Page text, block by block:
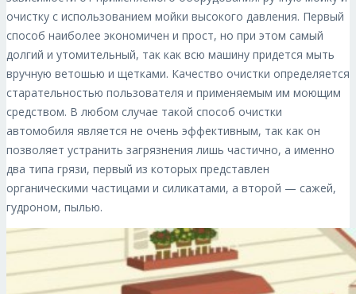
очистку с использованием мойки высокого давления. Первый
способ наиболее экономичен и прост, но при этом самый
долгий и утомительный, так как всю машину придется мыть
вручную ветошью и щетками. Качество очистки определяется
старательностью пользователя и применяемым им моющим
средством. В любом случае такой способ очистки
автомобиля является не очень эффективным, так как он
позволяет устранить загрязнения лишь частично, а именно
два типа грязи, первый из которых представлен
органическими частицами и силикатами, а второй — сажей,
гудроном, пылью.